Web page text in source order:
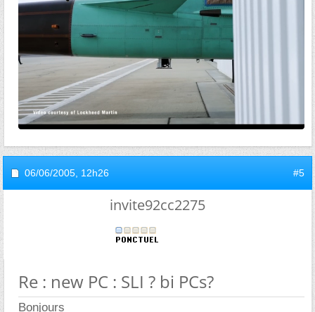
06/06/2005, 12h26 #5
invite92cc2275
Re : new PC : SLI ? bi PCs?
Bonjours